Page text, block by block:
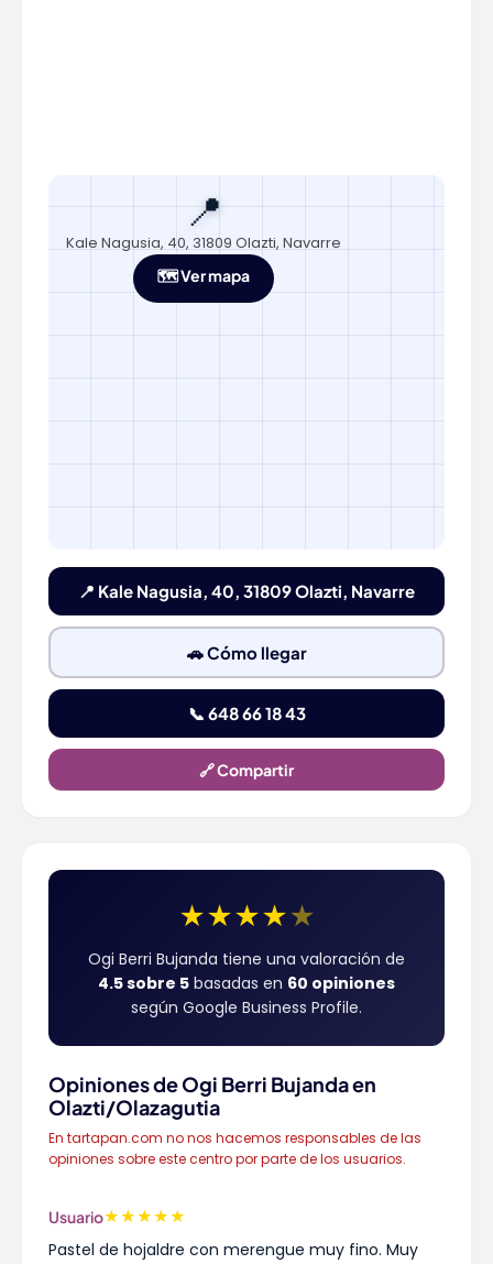
📍
Kale Nagusia, 40, 31809 Olazti, Navarre
🗺️ Ver mapa
📍 Kale Nagusia, 40, 31809 Olazti, Navarre
🚗 Cómo llegar
📞 648 66 18 43
🔗 Compartir
★★★★★
Ogi Berri Bujanda tiene una valoración de
4.5 sobre 5 basadas en 60 opiniones
según Google Business Profile.
Opiniones de Ogi Berri Bujanda en
Olazti/Olazagutia
En tartapan.com no nos hacemos responsables de las
opiniones sobre este centro por parte de los usuarios.
Usuario★★★★★
Pastel de hojaldre con merengue muy fino. Muy